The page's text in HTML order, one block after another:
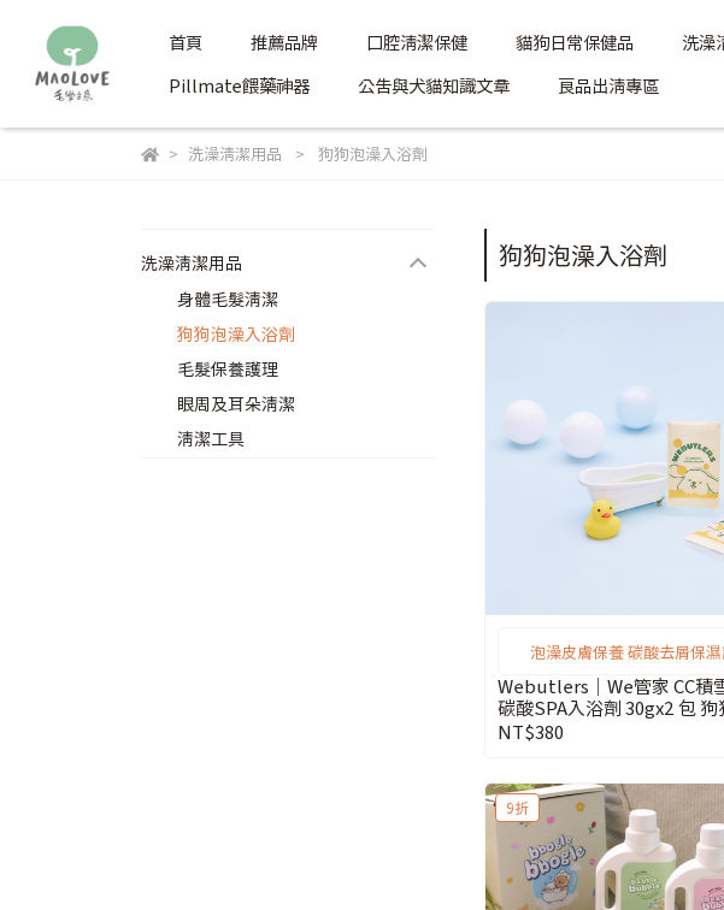
首頁 推薦品牌 口腔清潔保健 貓狗日常保健品 洗澡
Pillmate餵藥神器
公告與犬貓知識文章 良品出清專區
洗澡清潔用品 狗狗泡澡入浴劑
洗澡清潔用品
身體毛髮清潔
狗狗泡澡入浴劑
毛髮保養護理
眼周及耳朵清潔
清潔工具
狗狗泡澡入浴劑
泡澡皮膚保養 碳酸去屑保
Webutlers｜We管家 CC積
碳酸SPA入浴劑 30gx2 包 狗
NT$380
9折